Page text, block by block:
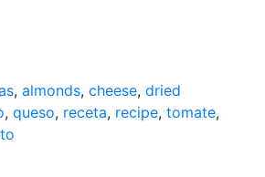
, almonds, cheese, dried
, queso, receta, recipe, tomate,